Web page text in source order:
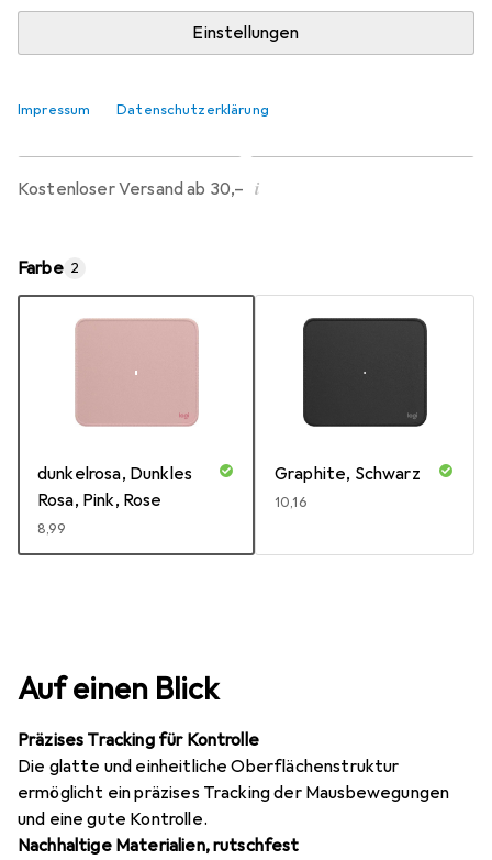
Einstellungen
Impressum Datenschutzerklärung
Lieferort angeben für genaue Lieferzeit
Kostenloser Versand ab 30,– i
Farbe 2
dunkelrosa, Dunkles
Rosa, Pink, Rose
EUR
8,99
Graphite, Schwarz
EUR
10,16
Auf einen Blick
Präzises Tracking für Kontrolle
Die glatte und einheitliche Oberflächenstruktur
ermöglicht ein präzises Tracking der Mausbewegungen
und eine gute Kontrolle.
Nachhaltige Materialien, rutschfest